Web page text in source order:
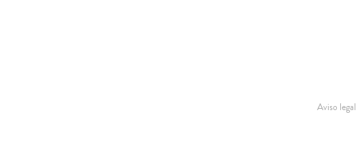
Aviso legal